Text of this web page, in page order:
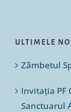
ULTIMELE
Zâmbetul
Invitația
Sanctuarul